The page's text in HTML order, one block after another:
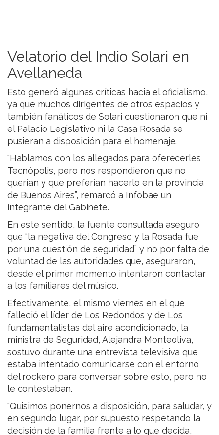
Velatorio del Indio Solari en
Avellaneda
Esto generó algunas críticas hacia el oficialismo,
ya que muchos dirigentes de otros espacios y
también fanáticos de Solari cuestionaron que ni
el Palacio Legislativo ni la Casa Rosada se
pusieran a disposición para el homenaje.
“Hablamos con los allegados para oferecerles
Tecnópolis, pero nos respondieron que no
querían y que preferían hacerlo en la provincia
de Buenos Aires”, remarcó a Infobae un
integrante del Gabinete.
En este sentido, la fuente consultada aseguró
que “la negativa del Congreso y la Rosada fue
por una cuestión de seguridad” y no por falta de
voluntad de las autoridades que, aseguraron,
desde el primer momento intentaron contactar
a los familiares del músico.
Efectivamente, el mismo viernes en el que
falleció el líder de Los Redondos y de Los
fundamentalistas del aire acondicionado, la
ministra de Seguridad, Alejandra Monteoliva,
sostuvo durante una entrevista televisiva que
estaba intentado comunicarse con el entorno
del rockero para conversar sobre esto, pero no
le contestaban.
“Quisimos ponernos a disposición, para saludar, y
en segundo lugar, por supuesto respetando la
decisión de la familia frente a lo que decida,